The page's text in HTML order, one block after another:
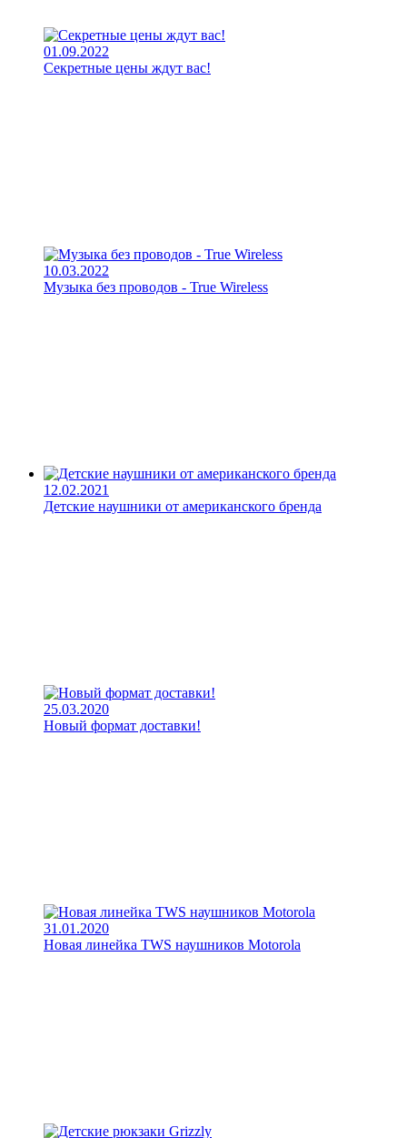
01.09.2022
Секретные цены ждут вас!
10.03.2022
Музыка без проводов - True Wireless
12.02.2021
Детские наушники от американского бренда
25.03.2020
Новый формат доставки!
31.01.2020
Новая линейка TWS наушников Motorola